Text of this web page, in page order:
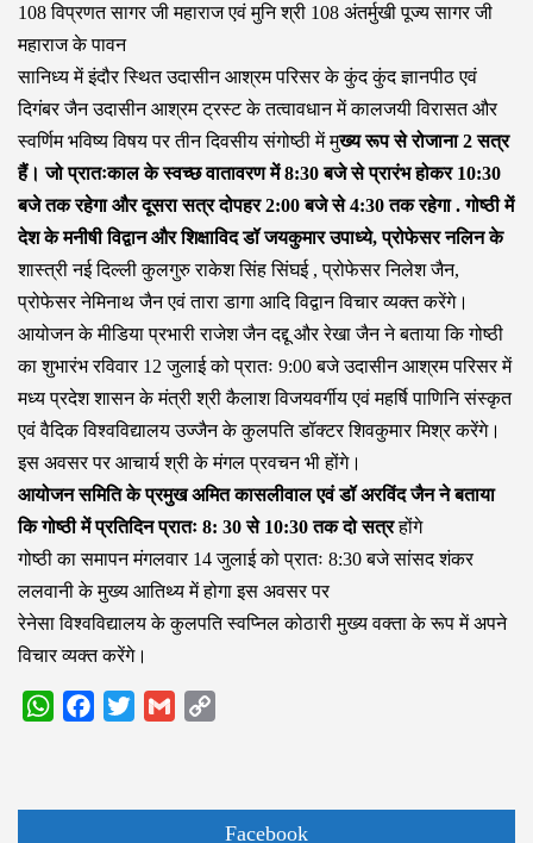
108 विप्रणत सागर जी महाराज एवं मुनि श्री 108 अंतर्मुखी पूज्य सागर जी
महाराज के पावन
सानिध्य में इंदौर स्थित उदासीन आश्रम परिसर के कुंद कुंद ज्ञानपीठ एवं
दिगंबर जैन उदासीन आश्रम ट्रस्ट के तत्वावधान में कालजयी विरासत और
स्वर्णिम भविष्य विषय पर तीन दिवसीय संगोष्ठी में मुख्य रूप से रोजाना 2 सत्र
हैं। जो प्रातःकाल के स्वच्छ वातावरण में 8:30 बजे से प्रारंभ होकर 10:30
बजे तक रहेगा और दूसरा सत्र दोपहर 2:00 बजे से 4:30 तक रहेगा . गोष्ठी में
देश के मनीषी विद्वान और शिक्षाविद डॉ जयकुमार उपाध्ये, प्रोफेसर नलिन के
शास्त्री नई दिल्ली कुलगुरु राकेश सिंह सिंघई , प्रोफेसर निलेश जैन,
प्रोफेसर नेमिनाथ जैन एवं तारा डागा आदि विद्वान विचार व्यक्त करेंगे।
आयोजन के मीडिया प्रभारी राजेश जैन दद्दू और रेखा जैन ने बताया कि गोष्ठी
का शुभारंभ रविवार 12 जुलाई को प्रातः 9:00 बजे उदासीन आश्रम परिसर में
मध्य प्रदेश शासन के मंत्री श्री कैलाश विजयवर्गीय एवं महर्षि पाणिनि संस्कृत
एवं वैदिक विश्वविद्यालय उज्जैन के कुलपति डॉक्टर शिवकुमार मिश्र करेंगे।
इस अवसर पर आचार्य श्री के मंगल प्रवचन भी होंगे।
आयोजन समिति के प्रमुख अमित कासलीवाल एवं डॉ अरविंद जैन ने बताया
कि गोष्ठी में प्रतिदिन प्रातः 8: 30 से 10:30 तक दो सत्रहोंगे
गोष्ठी का समापन मंगलवार 14 जुलाई को प्रातः 8:30 बजे सांसद शंकर
ललवानी के मुख्य आतिथ्य में होगा इस अवसर पर
रेनेसा विश्वविद्यालय के कुलपति स्वप्निल कोठारी मुख्य वक्ता के रूप में अपने
विचार व्यक्त करेंगे।
WhatsAppFacebook
Twitter Gmail
Facebook